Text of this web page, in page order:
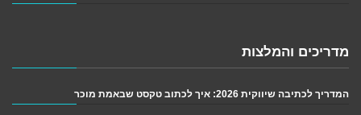
מדריכים והמלצות
המדריך לכתיבה שיווקית 2026: איך לכתוב טקסט שבאמת מוכר